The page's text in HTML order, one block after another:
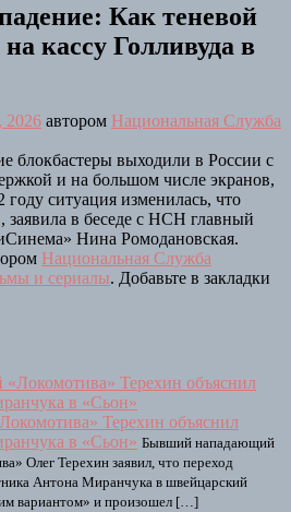
Как теневой
кассу Голливуда в
2026 автором Национальная Служба
блокбастеры выходили в России с
и на большом числе экранов,
году ситуация изменилась, что
заявила в беседе с НСН главный
Нина Ромодановская.
Национальная Служба
и сериалы. Добавьте в закладки
Терехин объяснил
в «Сьон» Бывший нападающий
Олег Терехин заявил, что переход
Антона Миранчука в швейцарский
вариантом» и произошел […]